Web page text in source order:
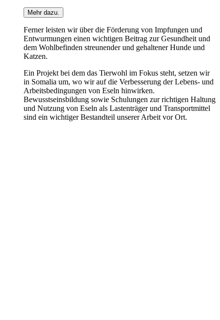
Mehr dazu.
Ferner leisten wir über die Förderung von Impfungen und
Entwurmungen einen wichtigen Beitrag zur Gesundheit und
dem Wohlbefinden streunender und gehaltener Hunde und
Katzen.
Ein Projekt bei dem das Tierwohl im Fokus steht, setzen wir
in Somalia um, wo wir auf die Verbesserung der Lebens- und
Arbeitsbedingungen von Eseln hinwirken.
Bewusstseinsbildung sowie Schulungen zur richtigen Haltung
und Nutzung von Eseln als Lastenträger und Transportmittel
sind ein wichtiger Bestandteil unserer Arbeit vor Ort.